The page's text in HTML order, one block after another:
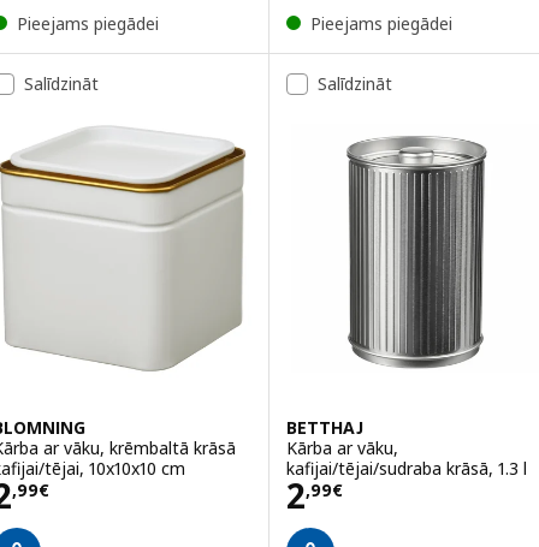
Pieejams piegādei Pieejams piegādei
Salīdzināt
ar vāku, krēmbaltā krāsā
tējai, 10x10x10 cm
,99€ 2,99€
Salīdzināt
BETTHAJ
Kārba ar vāku,
kafijai/tējai/sudraba krāsā, 1.3 l
2,99€
Cena 2,99€